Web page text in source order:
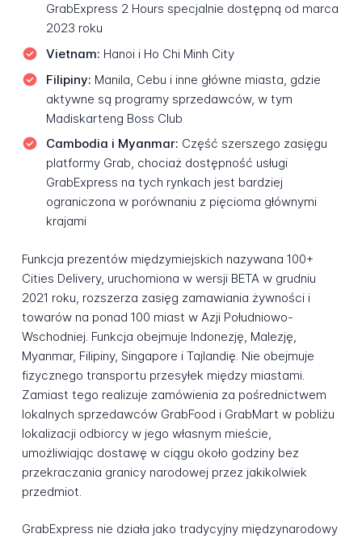
GrabExpress 2 Hours specjalnie dostępną od marca
2023 roku
Vietnam: Hanoi i Ho Chi Minh City
Filipiny: Manila, Cebu i inne główne miasta, gdzie
aktywne są programy sprzedawców, w tym
Madiskarteng Boss Club
Cambodia i Myanmar: Część szerszego zasięgu
platformy Grab, chociaż dostępność usługi
GrabExpress na tych rynkach jest bardziej
ograniczona w porównaniu z pięcioma głównymi
krajami
Funkcja prezentów międzymiejskich nazywana 100+
Cities Delivery, uruchomiona w wersji BETA w grudniu
2021 roku, rozszerza zasięg zamawiania żywności i
towarów na ponad 100 miast w Azji Południowo-
Wschodniej. Funkcja obejmuje Indonezję, Malezję,
Myanmar, Filipiny, Singapore i Tajlandię. Nie obejmuje
fizycznego transportu przesyłek między miastami.
Zamiast tego realizuje zamówienia za pośrednictwem
lokalnych sprzedawców GrabFood i GrabMart w pobliżu
lokalizacji odbiorcy w jego własnym mieście,
umożliwiając dostawę w ciągu około godziny bez
przekraczania granicy narodowej przez jakikolwiek
przedmiot.
GrabExpress nie działa jako tradycyjny międzynarodowy